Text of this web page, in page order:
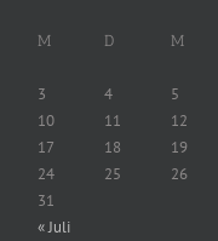
M D M
3
4 5
10
11 12
17
18 19
24
25 26
31
« Juli